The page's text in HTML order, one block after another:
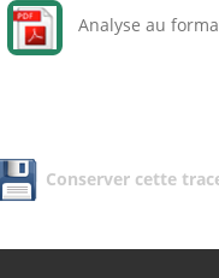
Analyse au
Conserver cette